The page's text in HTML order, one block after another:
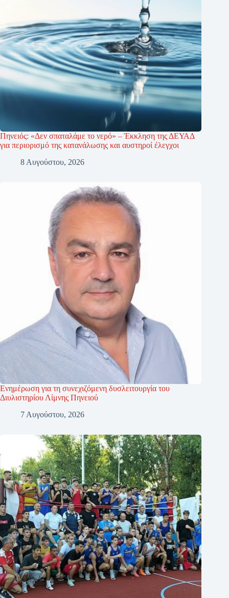
Πηνειός: «Δεν σπαταλάμε το νερό» – Έκκληση της ΔΕΥΑΔ
για περιορισμό της κατανάλωσης και αυστηροί έλεγχοι
8 Αυγούστου, 2026
Ενημέρωση για τη συνεχιζόμενη δυσλειτουργία του
Διυλιστηρίου Λίμνης Πηνειού
7 Αυγούστου, 2026